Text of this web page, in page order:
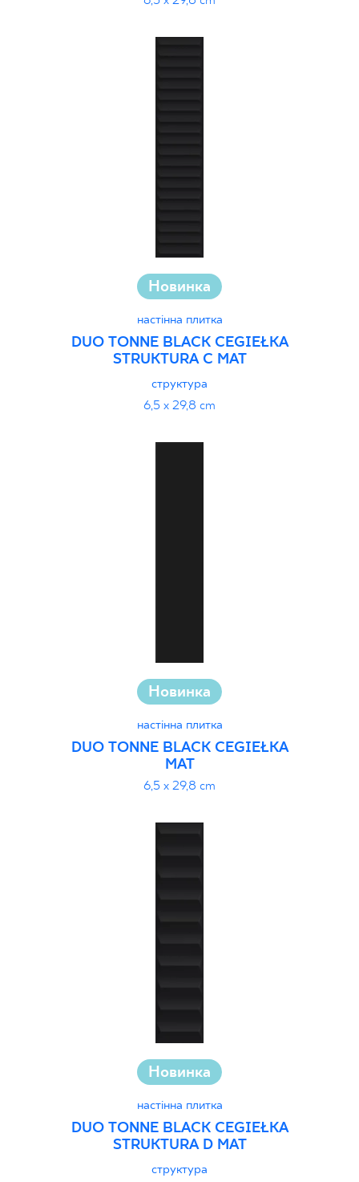
Новинка
настінна плитка
DUO TONNE BLACK CEGIEŁKA
STRUKTURA C MAT
структура
6,5 x 29,8 cm
Новинка
настінна плитка
DUO TONNE BLACK CEGIEŁKA
MAT
6,5 x 29,8 cm
Новинка
настінна плитка
DUO TONNE BLACK CEGIEŁKA
STRUKTURA D MAT
структура